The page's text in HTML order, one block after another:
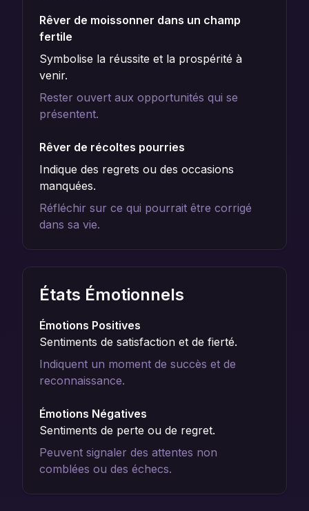
Rêver de moissonner dans un champ
fertile
Symbolise la réussite et la prospérité à
venir.
Rester ouvert aux opportunités qui se
présentent.
Rêver de récoltes pourries
Indique des regrets ou des occasions
manquées.
Réfléchir sur ce qui pourrait être corrigé
dans sa vie.
États Émotionnels
Émotions Positives
Sentiments de satisfaction et de fierté.
Indiquent un moment de succès et de
reconnaissance.
Émotions Négatives
Sentiments de perte ou de regret.
Peuvent signaler des attentes non
comblées ou des échecs.